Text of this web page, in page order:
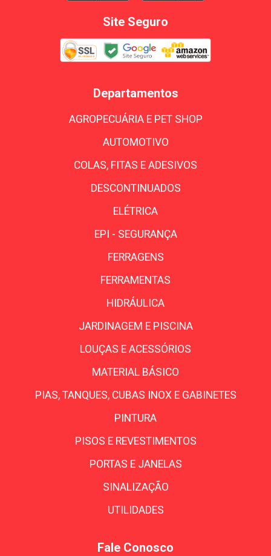
Site Seguro
Departamentos
AGROPECUÁRIA E PET SHOP
AUTOMOTIVO
COLAS, FITAS E ADESIVOS
DESCONTINUADOS
ELÉTRICA
EPI - SEGURANÇA
FERRAGENS
FERRAMENTAS
HIDRÁULICA
JARDINAGEM E PISCINA
LOUÇAS E ACESSÓRIOS
MATERIAL BÁSICO
PIAS, TANQUES, CUBAS INOX E GABINETES
PINTURA
PISOS E REVESTIMENTOS
PORTAS E JANELAS
SINALIZAÇÃO
UTILIDADES
Fale Conosco